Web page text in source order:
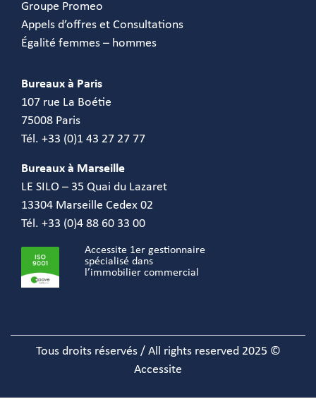
Groupe Promeo
Appels d’offres et Consultations
Égalité femmes – hommes
Bureaux à Paris
107 rue La Boétie
75008 Paris
Tél. +33 (0)1 43 27 27 77
Bureaux à Marseille
LE SILO – 35 Quai du Lazaret
13304 Marseille Cedex 02
Tél. +33 (0)4 88 60 33 00
Accessite 1er gestionnaire
spécialisé dans
l’immobilier commercial
Tous droits réservés / All rights reserved 2025 ©
Accessite